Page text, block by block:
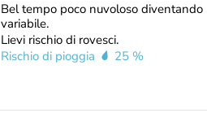
Bel tempo poco nuvoloso diventando
variabile.
Lievi rischio di rovesci.
Rischio di pioggia
25 %